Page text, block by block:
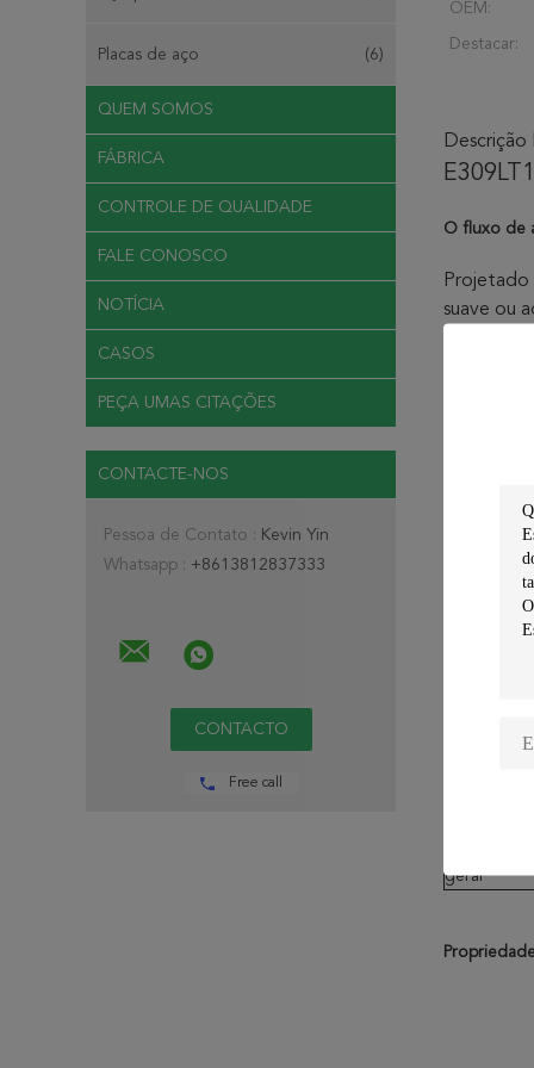
Placas de aço (6)
QUEM SOMOS
FÁBRICA
CONTROLE DE QUALIDADE
FALE CONOSCO
NOTÍCIA
CASOS
PEÇA UMAS CITAÇÕES
CONTACTE-NOS
Pessoa de Contato : Kevin Yin
Whatsapp : +8613812837333
Free call
OEM:
Destacar:
O fluxo de
Projetado
suave ou
ao aço
ou uma
ou “0"
toda a
um gás
LT DE
AWS
geral